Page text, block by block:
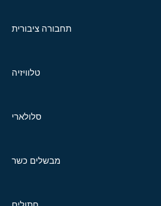
תחבורה ציבורית
טלוויזיה
סלולארי
מבשלים כשר